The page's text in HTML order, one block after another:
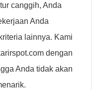
canggih, Anda
Anda
lainnya. Kami
dengan
Anda tidak akan